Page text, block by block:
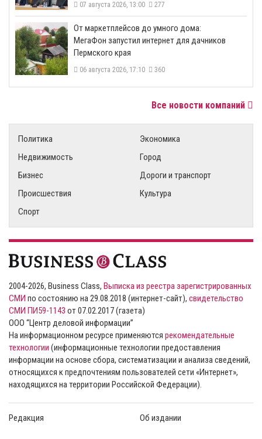
07 августа 2026, 13:00 277
От маркетплейсов до умного дома:
МегаФон запустил интернет для дачников
Пермского края
06 августа 2026, 17:10 360
Все новости компаний
Политика
Экономика
Недвижимость
Город
Бизнес
Дороги и транспорт
Происшествия
Культура
Спорт
2004-2026, Business Class, Выписка из реестра зарегистрированных
СМИ по состоянию на 29.08.2018 (интернет-сайт), свидетельство
СМИ ПИ59-1143 от 07.02.2017 (газета)
ООО “Центр деловой информации”
На информационном ресурсе применяются рекомендательные
технологии (информационные технологии предоставления
информации на основе сбора, систематизации и анализа сведений,
относящихся к предпочтениям пользователей сети «Интернет»,
находящихся на территории Российской Федерации).
Редакция Об издании